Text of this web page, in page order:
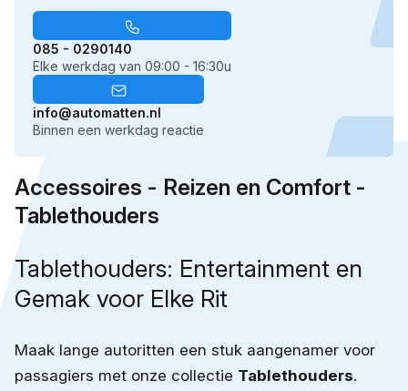
085 - 0290140
Elke werkdag van 09:00 - 16:30u
info@automatten.nl
Binnen een werkdag reactie
Accessoires - Reizen en Comfort -
Tablethouders
Tablethouders: Entertainment en
Gemak voor Elke Rit
Maak lange autoritten een stuk aangenamer voor
passagiers met onze collectie Tablethouders.